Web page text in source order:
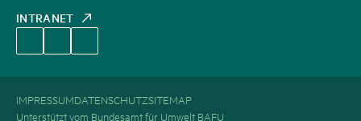
INTRANET
IMPRESSUMDATENSCHUTZSITEMAP
Unterstützt vom Bundesamt für Umwelt BAFU